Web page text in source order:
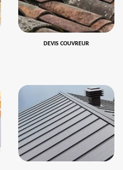
DEVIS COUVREUR